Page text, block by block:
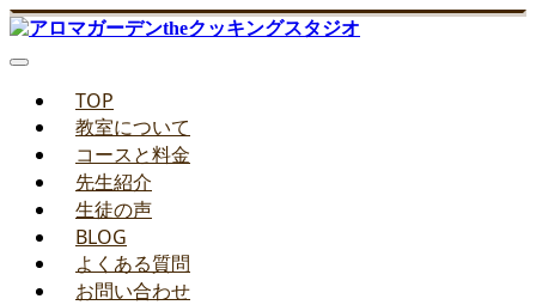
TOP
教室について
コースと料金
先生紹介
生徒の声
BLOG
よくある質問
お問い合わせ